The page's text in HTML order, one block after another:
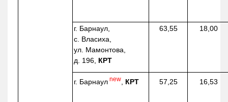
г. Барнаул,
с. Власиха,
ул. Мамонтова,
д. 196, КРТ
63,55 18,00
г. Барнаул new КРТ 57,25 16,53